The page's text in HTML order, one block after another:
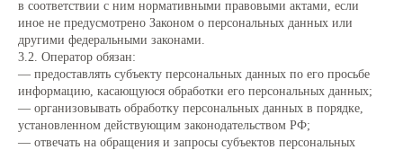
в соответствии с ним нормативными правовыми актами, если
иное не предусмотрено Законом о персональных данных или
другими федеральными законами.
3.2. Оператор обязан:
— предоставлять субъекту персональных данных по его просьбе
информацию, касающуюся обработки его персональных данных;
— организовывать обработку персональных данных в порядке,
установленном действующим законодательством РФ;
— отвечать на обращения и запросы субъектов персональных